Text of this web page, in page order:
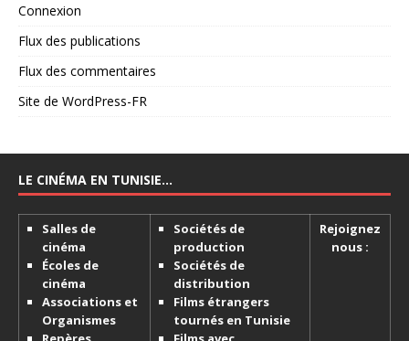
Connexion
Flux des publications
Flux des commentaires
Site de WordPress-FR
LE CINÉMA EN TUNISIE…
Salles de
cinéma
Écoles de
cinéma
Associations et
Organismes
Sociétés de
production
Sociétés de
distribution
Films étrangers
tournés en Tunisie
Rejoignez
nous :